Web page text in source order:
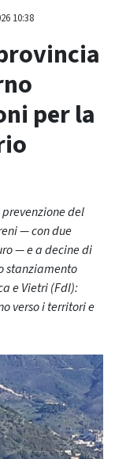
10:38
per la
del
— con due
— e a decine di
stanziamento
e Vietri (FdI):
verso i territori e